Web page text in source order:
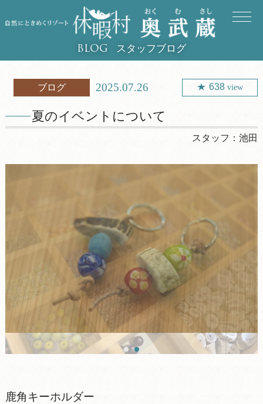
BLOG スタッフブログ
ブログ 2025.07.26 638 view
夏のイベントについて
スタッフ：池田
鹿角キーホルダー